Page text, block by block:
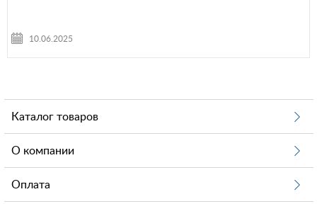
10.06.2025
Каталог товаров
О компании
Оплата